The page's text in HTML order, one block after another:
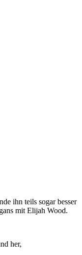
ihn teils sogar besser
mit Elijah Wood.
her,